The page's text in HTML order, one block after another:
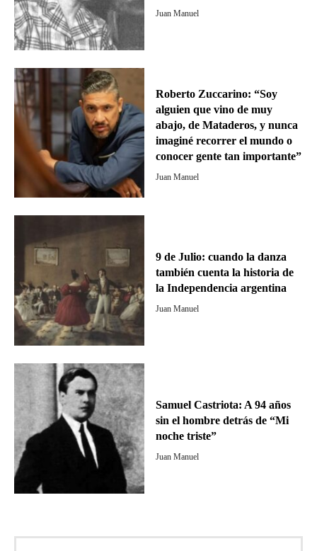
Juan Manuel
Roberto Zuccarino: “Soy
alguien que vino de muy
abajo, de Mataderos, y nunca
imaginé recorrer el mundo o
conocer gente tan importante”
Juan Manuel
9 de Julio: cuando la danza
también cuenta la historia de
la Independencia argentina
Juan Manuel
Samuel Castriota: A 94 años
sin el hombre detrás de “Mi
noche triste”
Juan Manuel